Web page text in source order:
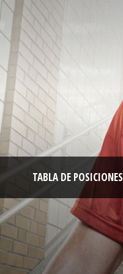
TABLA DE POSICIONES